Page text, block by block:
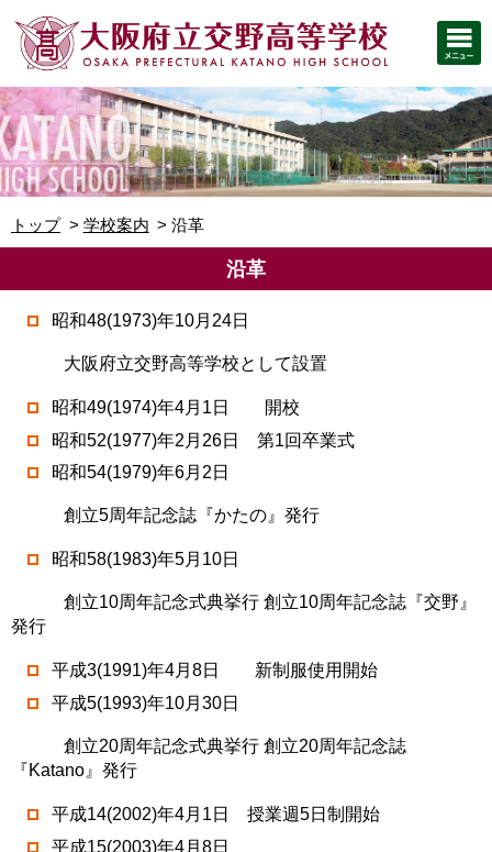
トップ 学校案内 沿革
沿革
昭和48(1973)年10月24日
大阪府立交野高等学校として設置
昭和49(1974)年4月1日 開校
昭和52(1977)年2月26日 第1回卒業式
昭和54(1979)年6月2日
創立5周年記念誌『かたの』発行
昭和58(1983)年5月10日
創立10周年記念式典挙行 創立10周年記念誌『交野』
発行
平成3(1991)年4月8日 新制服使用開始
平成5(1993)年10月30日
創立20周年記念式典挙行 創立20周年記念誌
『Katano』発行
平成14(2002)年4月1日 授業週5日制開始
平成15(2003)年4月8日